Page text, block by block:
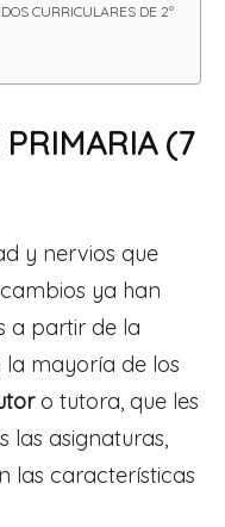
CURRICULARES DE 2º
PRIMARIA (7
y nervios que
ya han
a partir de la
la mayoría de los
o tutora, que les
asignaturas,
las características